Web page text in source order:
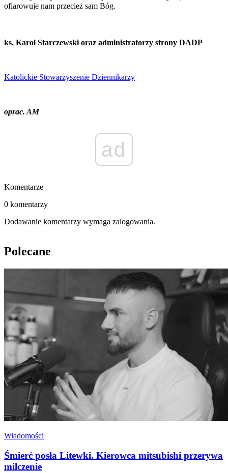
ofiarowuje nam przecież sam Bóg.
ks. Karol Starczewski oraz administratorzy strony DADP
Katolickie Stowarzyszenie Dziennikarzy
oprac. AM
ad
Komentarze
0 komentarzy
Dodawanie komentarzy wymaga zalogowania.
Polecane
Wiadomości
Śmierć posła Litewki. Kierowca mitsubishi przerywa
milczenie